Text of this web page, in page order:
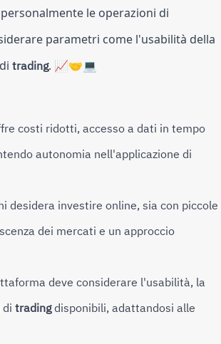
le operazioni di
parametri come l'usabilità della
trading. 📈🤝💻
costi ridotti, accesso a dati in tempo
autonomia nell'applicazione di
desidera investire online, sia con piccole
dei mercati e un approccio
deve considerare l'usabilità, la
tradingdisponibili, adattandosi alle